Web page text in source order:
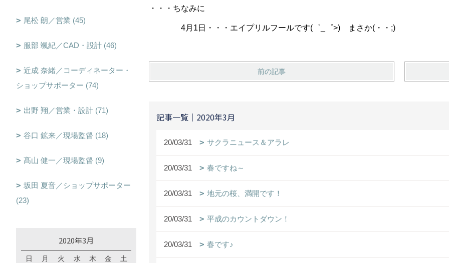
・・・ちなみに
4月1日・・・エイプリルフールです(゜_゜>) まさか(・・;)
前の記事
記事一覧｜2020年3月
20/03/31 サクラニュース＆アラレ
20/03/31 春ですね～
20/03/31 地元の桜、満開です！
20/03/31 平成のカウントダウン！
20/03/31 春です♪
尾松 朗／営業 (45)
服部 颯紀／CAD・設計 (46)
近成 奈緒／コーディネーター・
ショップサポーター (74)
出野 翔／営業・設計 (71)
谷口 鉱来／現場監督 (18)
髙山 健一／現場監督 (9)
坂田 夏音／ショップサポーター
(23)
2020年3月
日 月 火 水 木 金
土